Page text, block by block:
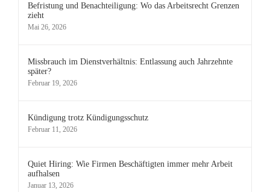
Befristung und Benachteiligung: Wo das Arbeitsrecht Grenzen
zieht
Mai 26, 2026
Missbrauch im Dienstverhältnis: Entlassung auch Jahrzehnte
später?
Februar 19, 2026
Kündigung trotz Kündigungsschutz
Februar 11, 2026
Quiet Hiring: Wie Firmen Beschäftigten immer mehr Arbeit
aufhalsen
Januar 13, 2026